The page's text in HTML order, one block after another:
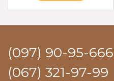
(097) 90-95-666
(067) 321-97-99